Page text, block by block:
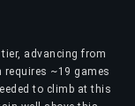
advancing from
requires ~19 games
to climb at this